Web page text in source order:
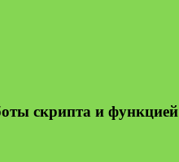
скрипта и функцией